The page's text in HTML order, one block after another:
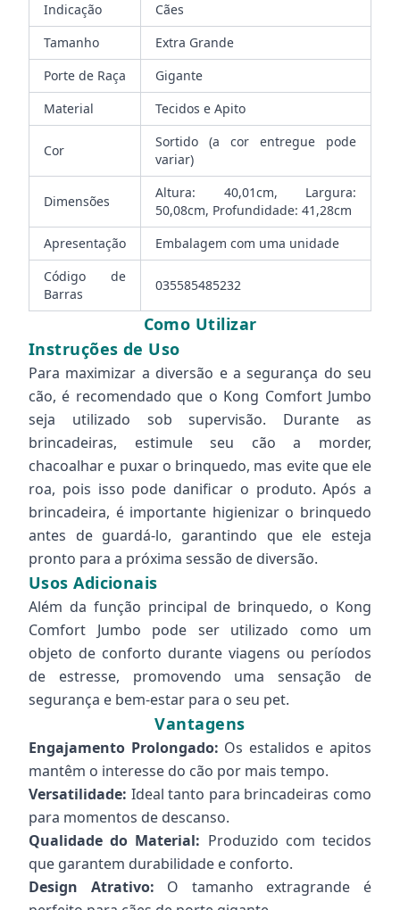
Indicação
Cães
Tamanho
Extra Grande
Porte de Raça
Gigante
Material
Tecidos e Apito
Cor
Sortido (a cor entregue pode
variar)
Dimensões
Altura: 40,01cm, Largura:
50,08cm, Profundidade: 41,28cm
Apresentação
Embalagem com uma unidade
Código de
Barras
035585485232
Como Utilizar
Instruções de Uso
Para maximizar a diversão e a segurança do seu
cão, é recomendado que o Kong Comfort Jumbo
seja utilizado sob supervisão. Durante as
brincadeiras, estimule seu cão a morder,
chacoalhar e puxar o brinquedo, mas evite que ele
roa, pois isso pode danificar o produto. Após a
brincadeira, é importante higienizar o brinquedo
antes de guardá-lo, garantindo que ele esteja
pronto para a próxima sessão de diversão.
Usos Adicionais
Além da função principal de brinquedo, o Kong
Comfort Jumbo pode ser utilizado como um
objeto de conforto durante viagens ou períodos
de estresse, promovendo uma sensação de
segurança e bem-estar para o seu pet.
Vantagens
Engajamento Prolongado: Os estalidos e apitos
mantêm o interesse do cão por mais tempo.
Versatilidade: Ideal tanto para brincadeiras como
para momentos de descanso.
Qualidade do Material: Produzido com tecidos
que garantem durabilidade e conforto.
Design Atrativo: O tamanho extragrande é